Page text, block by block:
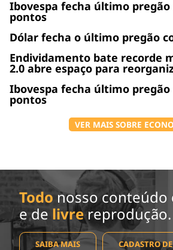
Ibovespa fecha último pregão
pontos
Dólar fecha o último pregão
Endividamento bate recorde
2.0 abre espaço para
Ibovespa fecha último pregão
pontos
VER MAIS SOBRE
Todo nosso
e de livrereprodução.
SAIBA MAIS CADASTRO